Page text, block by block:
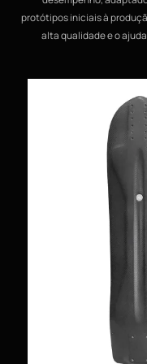
protótipos iniciais à
alta qualidade e o